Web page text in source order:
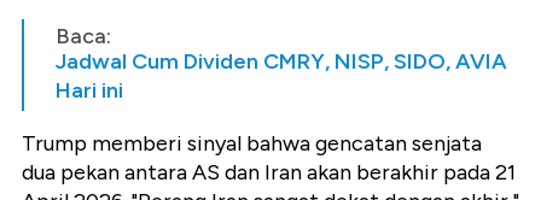
Baca:
Jadwal Cum Dividen CMRY, NISP, SIDO, AVIA
Hari ini
Trump memberi sinyal bahwa gencatan senjata
dua pekan antara AS dan Iran akan berakhir pada 21